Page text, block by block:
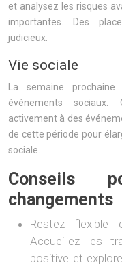
et analysez les risques
importantes. Des
judicieux.
Vie sociale
La semaine
événements sociaux.
activement à des
de cette période pour
sociale.
Conseils
changements
Restez flexible
Accueillez les
positive et